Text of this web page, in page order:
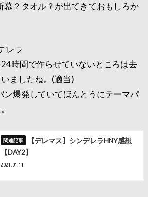
幕？タオル？が出てきておもしろか
レラ
時間で作らせていないところは去
ましたね。(適当)
ン爆発していてほんとうにテーマパ
【デレマス】シンデレラHNY感想
【DAY2】
2021.01.11